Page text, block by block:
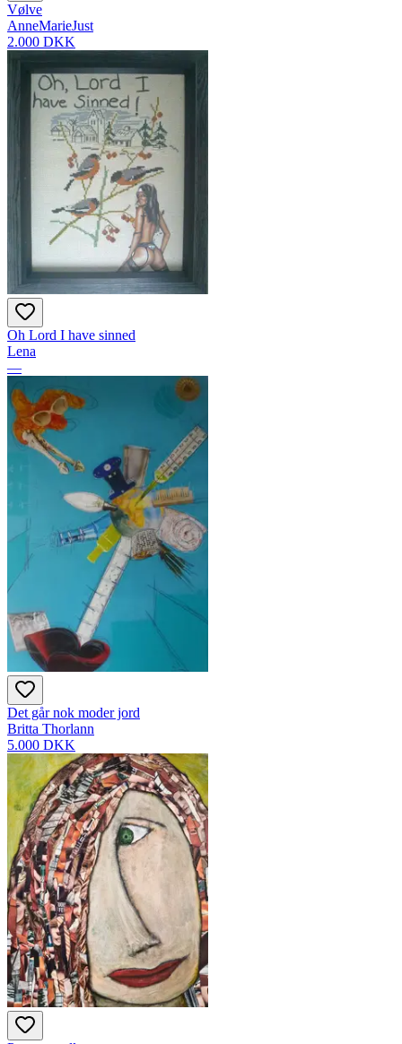
Vølve
AnneMarieJust
2.000 DKK
Oh Lord I have sinned
Lena
—
Det går nok moder jord
Britta Thorlann
5.000 DKK